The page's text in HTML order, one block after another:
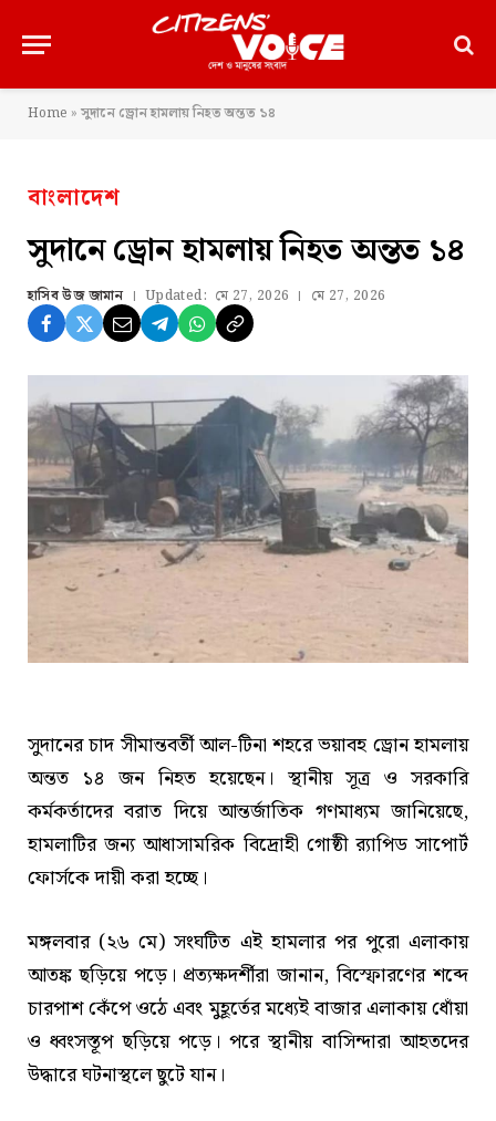
Home » সুদানে ড্রোন হামলায় নিহত অন্তত ১৪
বাংলাদেশ
সুদানে ড্রোন হামলায় নিহত অন্তত ১৪
হাসিব উজ জামান Updated: মে 27, 2026 মে 27, 2026
সুদানের চাদ সীমান্তবর্তী আল-টিনা শহরে ভয়াবহ ড্রোন হামলায়
অন্তত ১৪ জন নিহত হয়েছেন। স্থানীয় সূত্র ও সরকারি
কর্মকর্তাদের বরাত দিয়ে আন্তর্জাতিক গণমাধ্যম জানিয়েছে,
হামলাটির জন্য আধাসামরিক বিদ্রোহী গোষ্ঠী র‍্যাপিড সাপোর্ট
ফোর্সকে দায়ী করা হচ্ছে।
মঙ্গলবার (২৬ মে) সংঘটিত এই হামলার পর পুরো এলাকায়
আতঙ্ক ছড়িয়ে পড়ে। প্রত্যক্ষদর্শীরা জানান, বিস্ফোরণের শব্দে
চারপাশ কেঁপে ওঠে এবং মুহূর্তের মধ্যেই বাজার এলাকায় ধোঁয়া
ও ধ্বংসস্তূপ ছড়িয়ে পড়ে। পরে স্থানীয় বাসিন্দারা আহতদের
উদ্ধারে ঘটনাস্থলে ছুটে যান।